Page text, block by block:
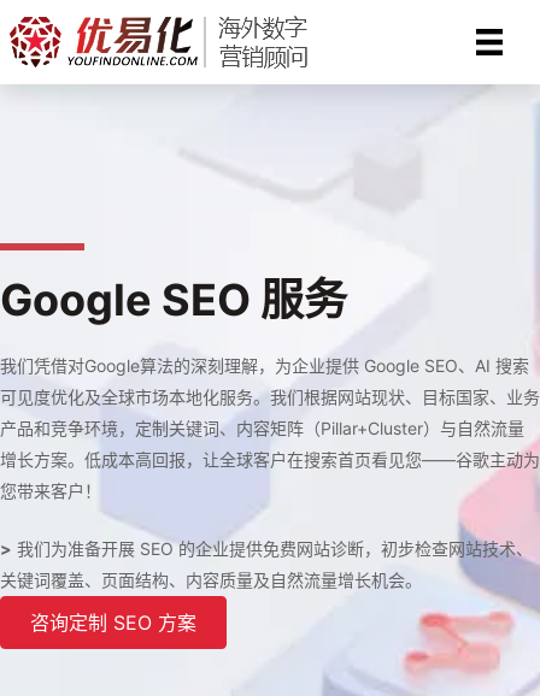
至
Google SEO 服务
我们凭借对Google算法的深刻理解，为企业提供 Google SEO、AI 搜索
可见度优化及全球市场本地化服务。我们根据网站现状、目标国家、业务
产品和竞争环境，定制关键词、内容矩阵（Pillar+Cluster）与自然流量
增长方案。低成本高回报，让全球客户在搜索首页看见您——谷歌主动为
您带来客户！
> 我们为准备开展 SEO 的企业提供免费网站诊断，初步检查网站技术、
关键词覆盖、页面结构、内容质量及自然流量增长机会。
咨询定制 SEO 方案